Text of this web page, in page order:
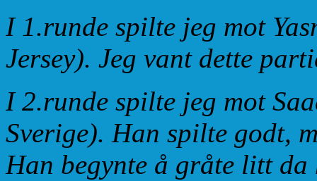
I 1.runde spilte jeg mot
Jersey). Jeg vant dette
I 2.runde spilte jeg mot
Sverige). Han spilte godt,
Han begynte å gråte litt